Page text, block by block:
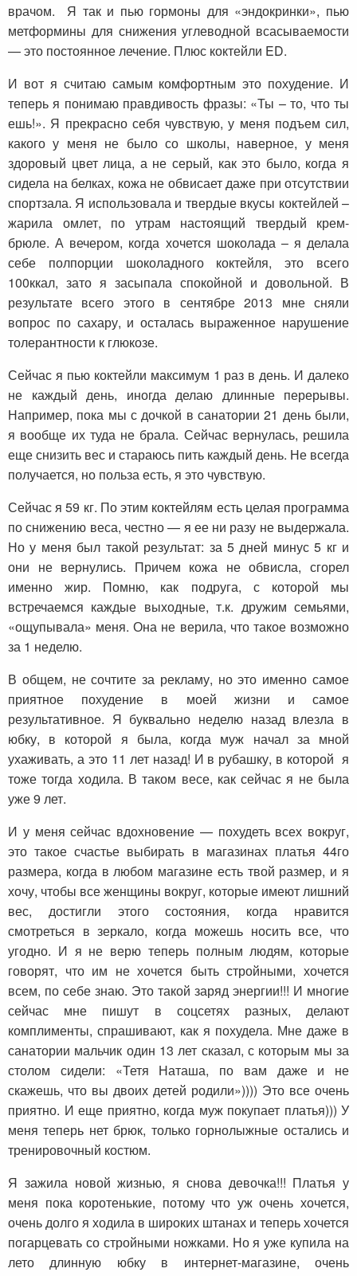
врачом. Я так и пью гормоны для «эндокринки», пью
метформины для снижения углеводной всасываемости
— это постоянное лечение. Плюс коктейли ED.
И вот я считаю самым комфортным это похудение. И
теперь я понимаю правдивость фразы: «Ты – то, что ты
ешь!». Я прекрасно себя чувствую, у меня подъем сил,
какого у меня не было со школы, наверное, у меня
здоровый цвет лица, а не серый, как это было, когда я
сидела на белках, кожа не обвисает даже при отсутствии
спортзала. Я использовала и твердые вкусы коктейлей –
жарила омлет, по утрам настоящий твердый крем-
брюле. А вечером, когда хочется шоколада – я делала
себе полпорции шоколадного коктейля, это всего
100ккал, зато я засыпала спокойной и довольной. В
результате всего этого в сентябре 2013 мне сняли
вопрос по сахару, и осталась выраженное нарушение
толерантности к глюкозе.
Сейчас я пью коктейли максимум 1 раз в день. И далеко
не каждый день, иногда делаю длинные перерывы.
Например, пока мы с дочкой в санатории 21 день были,
я вообще их туда не брала. Сейчас вернулась, решила
еще снизить вес и стараюсь пить каждый день. Не всегда
получается, но польза есть, я это чувствую.
Сейчас я 59 кг. По этим коктейлям есть целая программа
по снижению веса, честно — я ее ни разу не выдержала.
Но у меня был такой результат: за 5 дней минус 5 кг и
они не вернулись. Причем кожа не обвисла, сгорел
именно жир. Помню, как подруга, с которой мы
встречаемся каждые выходные, т.к. дружим семьями,
«ощупывала» меня. Она не верила, что такое возможно
за 1 неделю.
В общем, не сочтите за рекламу, но это именно самое
приятное похудение в моей жизни и самое
результативное. Я буквально неделю назад влезла в
юбку, в которой я была, когда муж начал за мной
ухаживать, а это 11 лет назад! И в рубашку, в которой я
тоже тогда ходила. В таком весе, как сейчас я не была
уже 9 лет.
И у меня сейчас вдохновение — похудеть всех вокруг,
это такое счастье выбирать в магазинах платья 44го
размера, когда в любом магазине есть твой размер, и я
хочу, чтобы все женщины вокруг, которые имеют лишний
вес, достигли этого состояния, когда нравится
смотреться в зеркало, когда можешь носить все, что
угодно. И я не верю теперь полным людям, которые
говорят, что им не хочется быть стройными, хочется
всем, по себе знаю. Это такой заряд энергии!!! И многие
сейчас мне пишут в соцсетях разных, делают
комплименты, спрашивают, как я похудела. Мне даже в
санатории мальчик один 13 лет сказал, с которым мы за
столом сидели: «Тетя Наташа, по вам даже и не
скажешь, что вы двоих детей родили»)))) Это все очень
приятно. И еще приятно, когда муж покупает платья))) У
меня теперь нет брюк, только горнолыжные остались и
тренировочный костюм.
Я зажила новой жизнью, я снова девочка!!! Платья у
меня пока коротенькие, потому что уж очень хочется,
очень долго я ходила в широких штанах и теперь хочется
погарцевать со стройными ножками. Но я уже купила на
лето длинную юбку в интернет-магазине, очень